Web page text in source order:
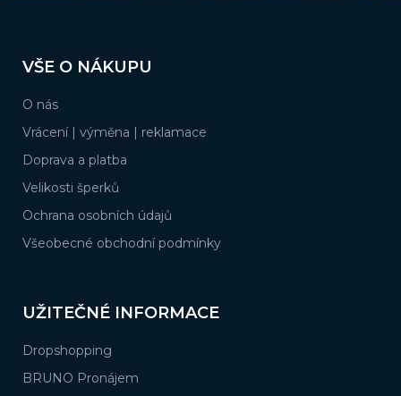
pVŠE O NÁKUPU
O nás
Vrácení | výměna | reklamace
Doprava a platba
Velikosti šperků
Ochrana osobních údajů
Všeobecné obchodní podmínky
UŽITEČNÉ INFORMACE
Dropshopping
BRUNO Pronájem